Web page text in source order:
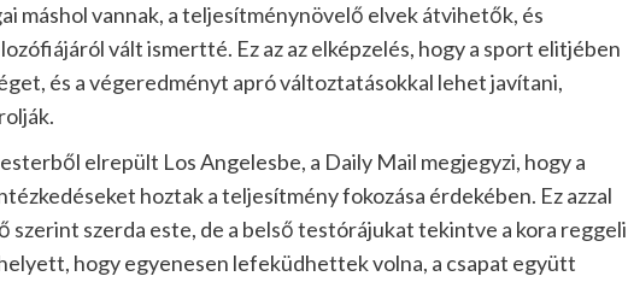
máshol vannak, a teljesítménynövelő elvek átvihetők, és
vált ismertté. Ez az az elképzelés, hogy a sport elitjében
és a végeredményt apró változtatásokkal lehet javítani,
elrepült Los Angelesbe, a Daily Mail megjegyzi, hogy a
hoztak a teljesítmény fokozása érdekében. Ez azzal
szerint szerda este, de a belső testórájukat tekintve a kora reggeli
hogy egyenesen lefeküdhettek volna, a csapat együtt